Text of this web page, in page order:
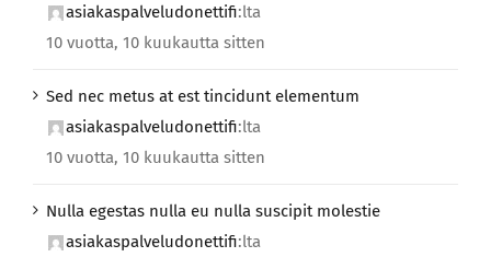
asiakaspalveludonettifi:lta
10 vuotta, 10 kuukautta sitten
Sed nec metus at est tincidunt elementum
asiakaspalveludonettifi:lta
10 vuotta, 10 kuukautta sitten
Nulla egestas nulla eu nulla suscipit molestie
asiakaspalveludonettifi:lta